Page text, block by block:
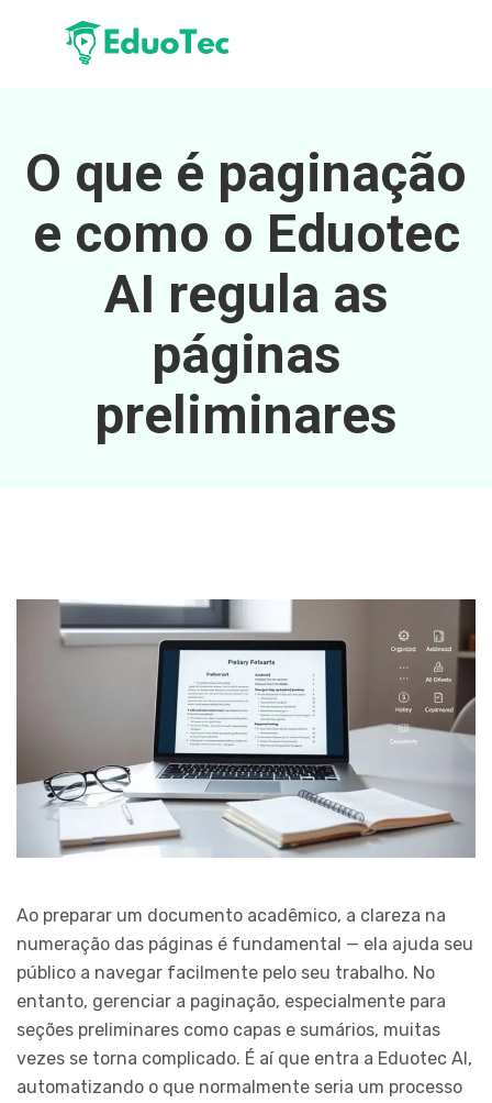
O que é paginação
e como o Eduotec
AI regula as
páginas
preliminares
Ao preparar um documento acadêmico, a clareza na
numeração das páginas é fundamental — ela ajuda seu
público a navegar facilmente pelo seu trabalho. No
entanto, gerenciar a paginação, especialmente para
seções preliminares como capas e sumários, muitas
vezes se torna complicado. É aí que entra a Eduotec AI,
automatizando o que normalmente seria um processo